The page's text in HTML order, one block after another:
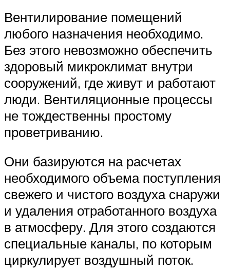
Вентилирование помещений
любого назначения необходимо.
Без этого невозможно обеспечить
здоровый микроклимат внутри
сооружений, где живут и работают
люди. Вентиляционные процессы
не тождественны простому
проветриванию.
Они базируются на расчетах
необходимого объема поступления
свежего и чистого воздуха снаружи
и удаления отработанного воздуха
в атмосферу. Для этого создаются
специальные каналы, по которым
циркулирует воздушный поток.